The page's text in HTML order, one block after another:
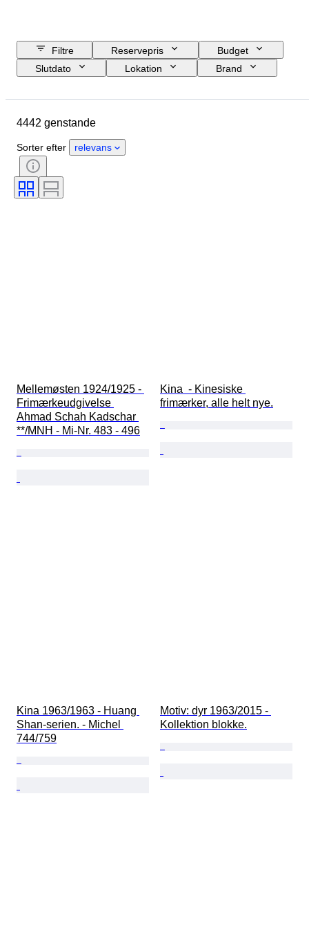
Filtre Reservepris
Budget
Slutdato
Lokation
Brand
Periode
Teknik
Bind
Udgave
Farve
Tilskrivning
4442 genstande
Sorter efter relevans
Mellemøsten 1924/1925 -
Frimærkeudgivelse
Ahmad Schah Kadschar
**/MNH - Mi-Nr. 483 - 496
Kina  - Kinesiske
frimærker, alle helt nye.
Kina 1963/1963 - Huang
Shan-serien. - Michel
744/759
Motiv: dyr 1963/2015 -
Kollektion blokke.